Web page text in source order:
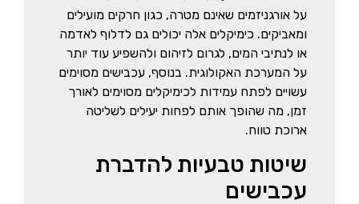
על אורגניזמים שאינם מטרה, כגון חרקים מועילים
ומאביקים. כימיקלים אלה יכולים גם לדלוף לאדמה
או לנתיבי המים, לגרום לזיהום ולהשפיע עוד יותר
על המערכת האקולוגית. בנוסף, עכבישים מסוימים
עשויים לפתח עמידות לכימיקלים מסוימים לאורך
זמן, מה שהופך אותם לפחות יעילים לשליטה
ארוכת טווח.
שיטות טבעיות להדברת
עכבישים